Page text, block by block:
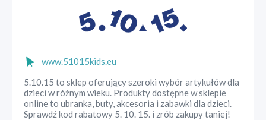
www.51015kids.eu
5.10.15 to sklep oferujący szeroki wybór artykułów dla
dzieci w różnym wieku. Produkty dostępne w sklepie
online to ubranka, buty, akcesoria i zabawki dla dzieci.
Sprawdź kod rabatowy 5. 10. 15. i zrób zakupy taniej!